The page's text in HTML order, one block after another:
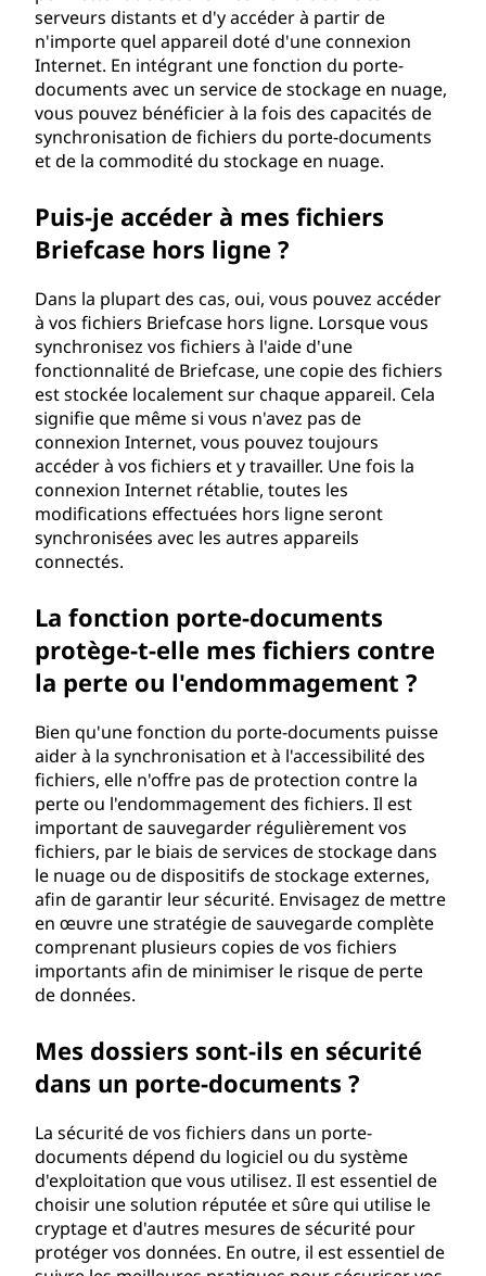
serveurs distants et d'y accéder à partir de
n'importe quel appareil doté d'une connexion
Internet. En intégrant une fonction du porte-
documents avec un service de stockage en nuage,
vous pouvez bénéficier à la fois des capacités de
synchronisation de fichiers du porte-documents
et de la commodité du stockage en nuage.
Puis-je accéder à mes fichiers
Briefcase hors ligne ?
Dans la plupart des cas, oui, vous pouvez accéder
à vos fichiers Briefcase hors ligne. Lorsque vous
synchronisez vos fichiers à l'aide d'une
fonctionnalité de Briefcase, une copie des fichiers
est stockée localement sur chaque appareil. Cela
signifie que même si vous n'avez pas de
connexion Internet, vous pouvez toujours
accéder à vos fichiers et y travailler. Une fois la
connexion Internet rétablie, toutes les
modifications effectuées hors ligne seront
synchronisées avec les autres appareils
connectés.
La fonction porte-documents
protège-t-elle mes fichiers contre
la perte ou l'endommagement ?
Bien qu'une fonction du porte-documents puisse
aider à la synchronisation et à l'accessibilité des
fichiers, elle n'offre pas de protection contre la
perte ou l'endommagement des fichiers. Il est
important de sauvegarder régulièrement vos
fichiers, par le biais de services de stockage dans
le nuage ou de dispositifs de stockage externes,
afin de garantir leur sécurité. Envisagez de mettre
en œuvre une stratégie de sauvegarde complète
comprenant plusieurs copies de vos fichiers
importants afin de minimiser le risque de perte
de données.
Mes dossiers sont-ils en sécurité
dans un porte-documents ?
La sécurité de vos fichiers dans un porte-
documents dépend du logiciel ou du système
d'exploitation que vous utilisez. Il est essentiel de
choisir une solution réputée et sûre qui utilise le
cryptage et d'autres mesures de sécurité pour
protéger vos données. En outre, il est essentiel de